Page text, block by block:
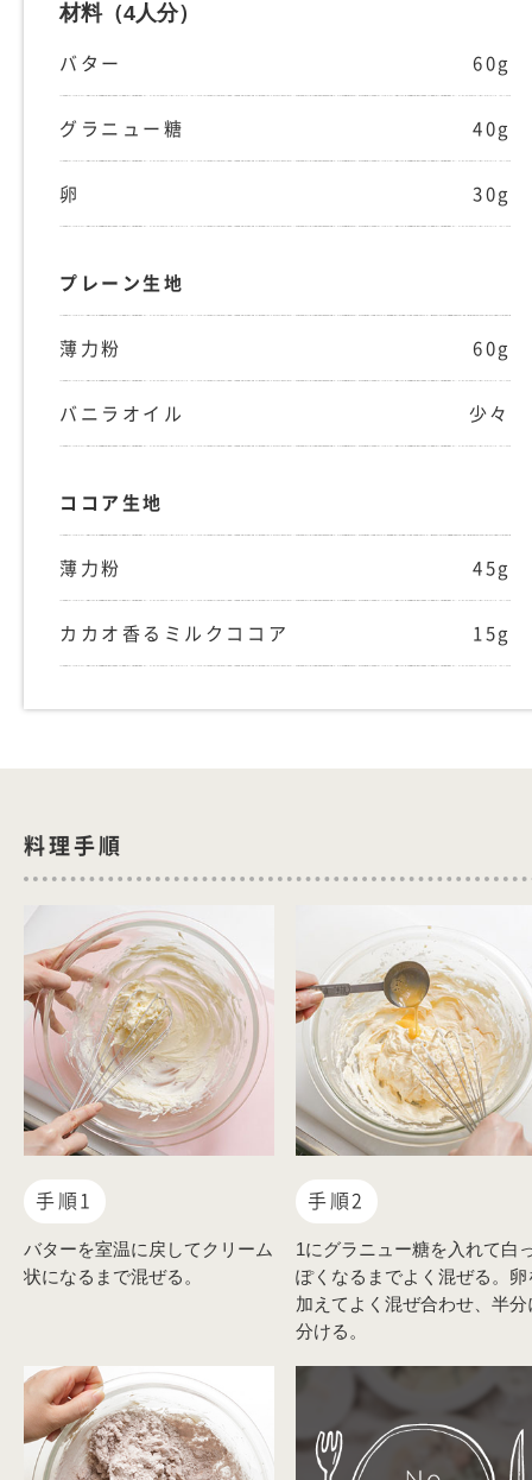
材料（4人分）
バター 60g
グラニュー糖 40g
卵 30g
プレーン生地
薄力粉 60g
バニラオイル 少々
ココア生地
薄力粉 45g
カカオ香るミルクココア 15g
料理手順
手順1
バターを室温に戻してクリーム
状になるまで混ぜる。
手順2
1にグラニュー糖を入れて白
ぽくなるまでよく混ぜる。卵
加えてよく混ぜ合わせ、半分
分ける。